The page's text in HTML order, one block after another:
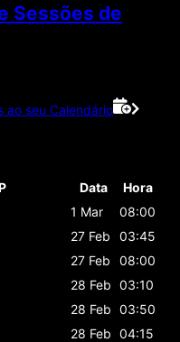
Sessões de
ao seu Calendário
Data
Hora
1 Mar
08:00
27 Feb
03:45
27 Feb
08:00
28 Feb 03:10
28 Feb 03:50
28 Feb 04:15